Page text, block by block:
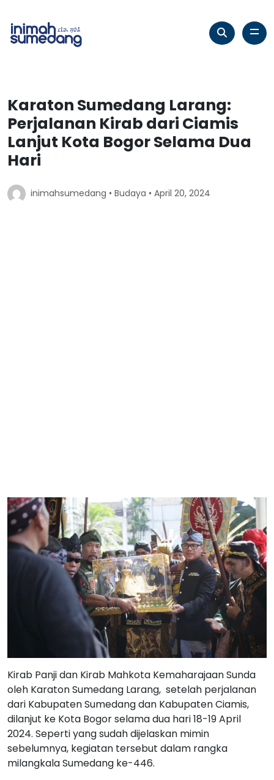
Karaton Sumedang Larang:
Perjalanan Kirab dari Ciamis
Lanjut Kota Bogor Selama Dua
Hari
inimahsumedang • Budaya • April 20, 2024
Kirab Panji dan Kirab Mahkota Kemaharajaan Sunda
oleh Karaton Sumedang Larang, setelah perjalanan
dari Kabupaten Sumedang dan Kabupaten Ciamis,
dilanjut ke Kota Bogor selama dua hari 18-19 April
2024. Seperti yang sudah dijelaskan mimin
sebelumnya, kegiatan tersebut dalam rangka
milangkala Sumedang ke-446.